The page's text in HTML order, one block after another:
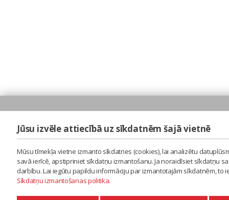
Jūsu izvēle attiecībā uz sīkdatnēm šajā vietnē
Mūsu tīmekļa vietne izmanto sīkdatnes (cookies), lai analizētu
savā ierīcē, apstipriniet sīkdatņu izmantošanu. Ja noraidīsiet sīkdatņu
darbību. Lai iegūtu papildu informāciju par izmantotajām sīkdatnēm,
Sīkdatņu izmantošanas politika.